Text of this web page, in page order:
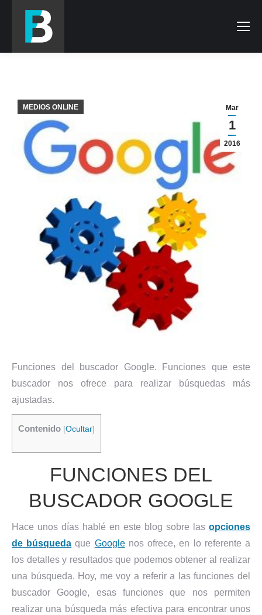
Mar
1
2016
MEDIOS ONLINE
Funciones del buscador Google. Funciones que este
buscador nos ofrece para realizar búsquedas más
ajustadas.
Contenido [Ocultar]
FUNCIONES DEL
BUSCADOR GOOGLE
Hace unos días hablé en este blog sobre las opciones
de búsqueda que Googlenos ofrece, en lo referente a
los detalles y resultados que podemos obtener al realizar
una búsqueda. Hoy, me voy a referir a las funciones del
buscador Google, esas funciones que nos permiten
realizar una búsqueda más efectiva para encontrar unos